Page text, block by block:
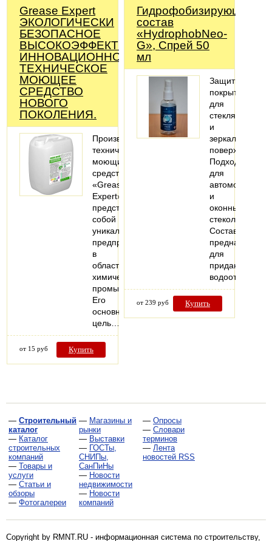
Grease Expert
ЭКОЛОГИЧЕСКИ
БЕЗОПАСНОЕ
ВЫСОКОЭФФЕКТИВНОЕ
ИННОВАЦИОННОЕ
ТЕХНИЧЕСКОЕ
МОЮЩЕЕ
СРЕДСТВО
НОВОГО
ПОКОЛЕНИЯ.
Производство
технических
моющих
средств
«Grease
Expert»
представляет
собой
уникальное
предприятие
в
области
химической
промышленности.
Его
основная
цель…
от 15 руб Купить
Гидрофобизирующий
состав
«HydrophobNeo-
G», Спрей 50
мл
Защитное
покрытие
для
стеклянных
и
зеркальных
поверхностей.
Подходит
для
автомобильных
и
оконных
стекол.
Состав
предназначен
для
придания
от 239 руб Купить
— Строительный
каталог
— Каталог
строительных
компаний
— Товары и
услуги
— Статьи и
обзоры
— Фотогалереи
— Магазины и
рынки
— Выставки
— ГОСТы,
СНИПы,
СанПиНы
— Новости
недвижимости
— Новости
компаний
— Опросы
— Словари
терминов
— Лента
новостей RSS
Copyright by RMNT.RU - информационная система по строительству,